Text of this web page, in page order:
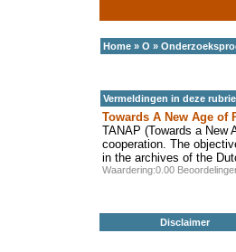
Home » O »
Vermeldingen in deze
Towards A New Age of
TANAP (Towards a New
cooperation. The
in the archives of the
Waardering:0.00
Disclaimer